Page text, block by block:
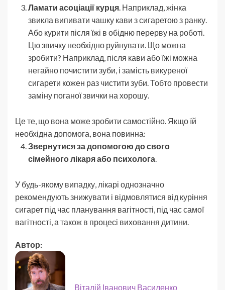
Ламати асоціації курця . Наприклад, жінка
звикла випивати чашку кави з сигаретою з ранку.
Або курити після їжі в обідню перерву на роботі.
Цю звичку необхідно руйнувати. Що можна
зробити? Наприклад, після кави або їжі можна
негайно почистити зуби, і замість викуреної
сигарети кожен раз чистити зуби. Тобто провести
заміну поганої звички на хорошу.
Це те, що вона може зробити самостійно. Якщо їй
необхідна допомога, вона повинна:
Звернутися за допомогою до свого
сімейного лікаря або психолога
У будь-якому випадку, лікарі однозначно
рекомендують знижувати і відмовлятися від куріння
сигарет під час планування вагітності, під час самої
вагітності, а також в процесі виховання дитини.
Автор:
Віталій Іванович Василенко